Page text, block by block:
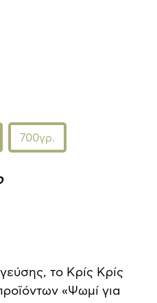
το Κρίς Κρίς
«Ψωμί για
700γρ.